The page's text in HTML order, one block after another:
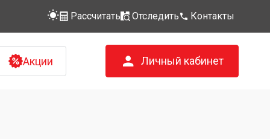
Рассчитать Отследить Контакты
Акции Личный кабинет